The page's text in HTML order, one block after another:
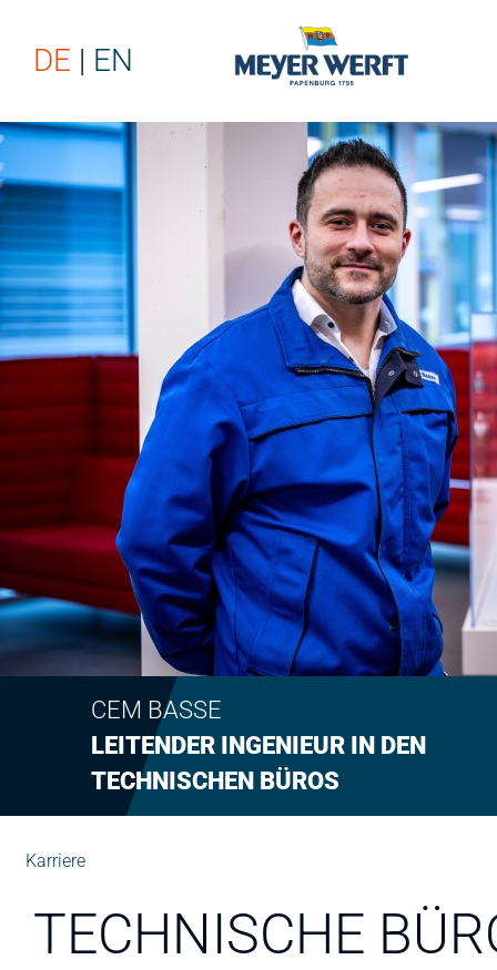
DE EN
CEM BASSE
LEITENDER INGENIEUR IN DEN
TECHNISCHEN BÜROS
Karriere
TECHNISCHE